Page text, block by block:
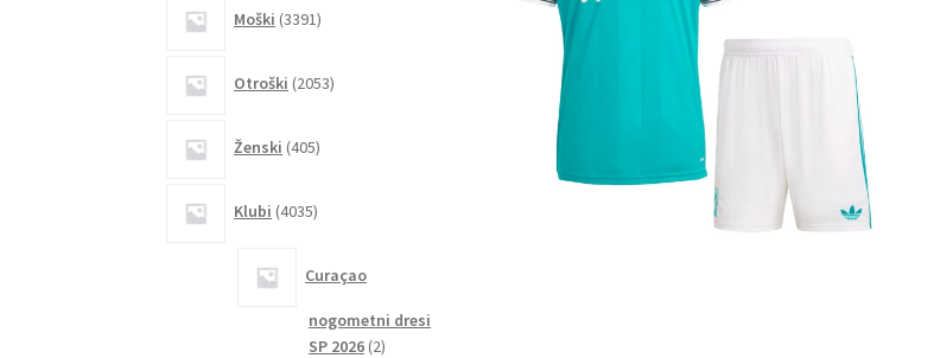
Moški 3391izdelkov
Otroški 2053izdelkov
Ženski 405izdelkov
Klubi 4035izdelkov
Curaçao
nogometni dresi
SP 2026 22